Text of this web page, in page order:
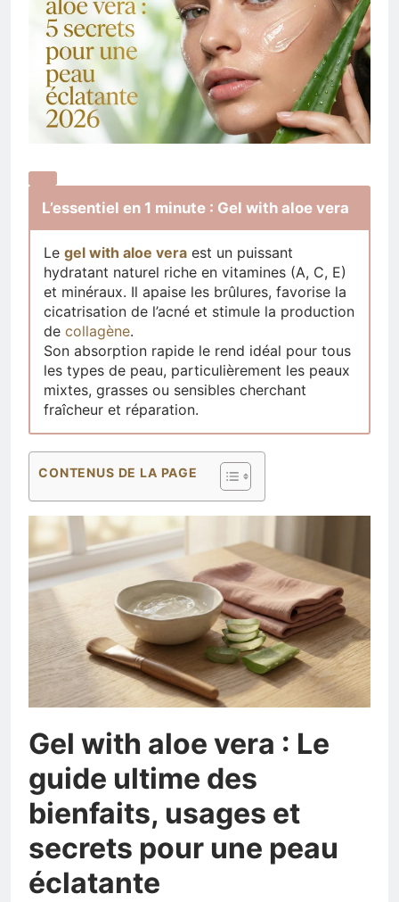
L’essentiel en 1 minute : Gel with aloe vera
Le gel with aloe vera est un puissant
hydratant naturel riche en vitamines (A, C, E)
et minéraux. Il apaise les brûlures, favorise la
cicatrisation de l’acné et stimule la production
de collagène.
Son absorption rapide le rend idéal pour tous
les types de peau, particulièrement les peaux
mixtes, grasses ou sensibles cherchant
fraîcheur et réparation.
CONTENUS DE LA PAGE
Gel with aloe vera : Le
guide ultime des
bienfaits, usages et
secrets pour une peau
éclatante